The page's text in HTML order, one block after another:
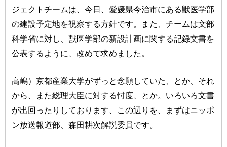
ジェクトチームは、今日、愛媛県今治市にある獣医学部
の建設予定地を視察する方針です。また、チームは文部
科学省に対し、獣医学部の新設計画に関する記録文書を
公表するように、改めて求めました。
高嶋）京都産業大学がずっと念願していた、とか、それ
から、また総理大臣に対する忖度、とか。いろいろ文書
が出回ったりしております、この辺りを、まずはニッポ
ン放送報道部、森田耕次解説委員です。